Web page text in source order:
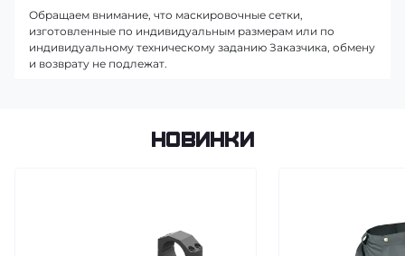
Обращаем внимание, что маскировочные сетки,
изготовленные по индивидуальным размерам или по
индивидуальному техническому заданию Заказчика, обмену
и возврату не подлежат.
Новинки